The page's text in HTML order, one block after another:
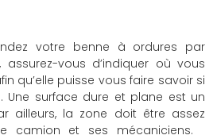
votre benne à ordures par
vous d’indiquer où vous
qu’elle puisse vous faire savoir si
Une surface dure et plane est un
ailleurs, la zone doit être assez
camion et ses mécaniciens.